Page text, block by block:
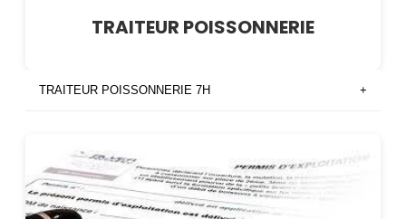
TRAITEUR POISSONNERIE
TRAITEUR POISSONNERIE 7H +